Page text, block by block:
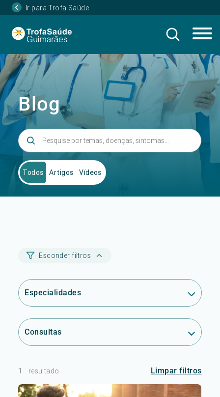
Ir para Trofa Saúde
Blog
Todos Artigos Vídeos
Esconder filtros
Especialidades
Consultas
1 resultado Limpar filtros